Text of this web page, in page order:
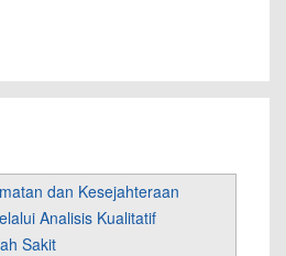
dan Kesejahteraan
Analisis Kualitatif
Sakit